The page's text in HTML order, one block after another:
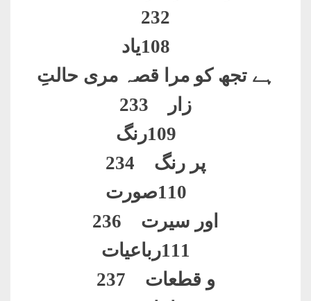
232
108یاد
ہے تجھ کو مرا قصہ مری حالتِ
زار 233
109رنگ
پر رنگ 234
110صورت
اور سیرت 236
111رباعیات
و قطعات 237